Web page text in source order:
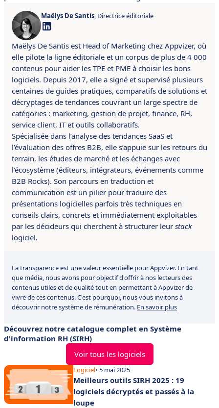
Maëlys De Santis, Directrice éditoriale
Maëlys De Santis est Head of Marketing chez Appvizer, où
elle pilote la ligne éditoriale et un corpus de plus de 4 000
contenus pour aider les TPE et PME à choisir les bons
logiciels. Depuis 2017, elle a signé et supervisé plusieurs
centaines de guides pratiques, comparatifs de solutions et
décryptages de tendances couvrant un large spectre de
catégories : marketing, gestion de projet, finance, RH,
service client, IT et outils collaboratifs.
Spécialisée dans l’analyse des tendances SaaS et
l’évaluation des offres B2B, elle s’appuie sur les retours du
terrain, les études de marché et les échanges avec
l’écosystème (éditeurs, intégrateurs, événements comme
B2B Rocks). Son parcours en traduction et
communication est un pilier pour traduire des
présentations logicielles parfois très techniques en
conseils clairs, concrets et immédiatement exploitables
par les décideurs qui cherchent à structurer leur stack
logiciel.
La transparence est une valeur essentielle pour Appvizer. En tant
que média, nous avons pour objectif d'offrir à nos lecteurs des
contenus utiles et de qualité tout en permettant à Appvizer de
vivre de ces contenus. C'est pourquoi, nous vous invitons à
découvrir notre système de rémunération. En savoir plus
Découvrez notre catalogue complet en Système
d'information RH (SIRH)
Voir tous les logiciels
Logiciel• 5 mai 2025
Meilleurs outils SIRH 2025 : 19
logiciels décryptés et passés à la
loupe